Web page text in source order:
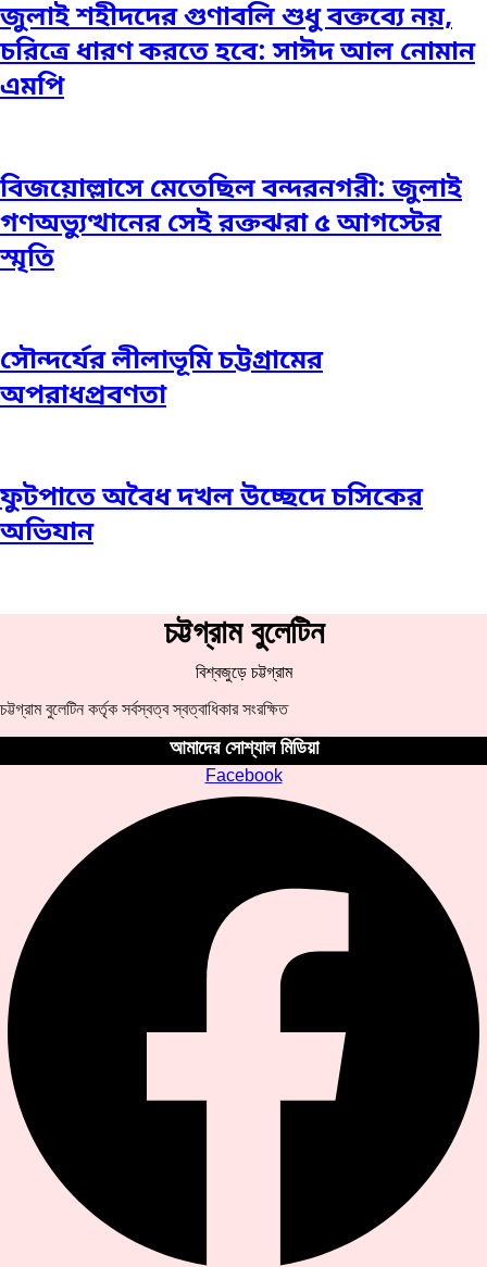
জুলাই শহীদদের গুণাবলি শুধু বক্তব্যে নয়,
চরিত্রে ধারণ করতে হবে: সাঈদ আল নোমান
এমপি
বিজয়োল্লাসে মেতেছিল বন্দরনগরী: জুলাই
গণঅভ্যুত্থানের সেই রক্তঝরা ৫ আগস্টের
স্মৃতি
সৌন্দর্যের লীলাভূমি চট্টগ্রামের
অপরাধপ্রবণতা
ফুটপাতে অবৈধ দখল উচ্ছেদে চসিকের
অভিযান
চট্টগ্রাম বুলেটিন
বিশ্বজুড়ে চট্টগ্রাম
চট্টগ্রাম বুলেটিন কর্তৃক সর্বস্বত্ব স্বত্বাধিকার সংরক্ষিত
আমাদের সোশ্যাল মিডিয়া
Facebook